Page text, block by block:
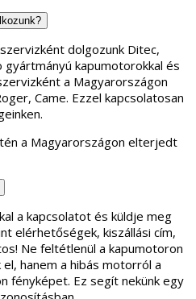
dolgozunk Ditec,
gyártmányú kapumotorokkal és
a Magyarországon
Came. Ezzel kapcsolatosan
a Magyarországon elterjedt
a kapcsolatot és küldje meg
elérhetőségek, kiszállási cím,
Ne feltétlenül a kapumotoron
hanem a hibás motorról a
fényképet. Ez segít nekünk egy